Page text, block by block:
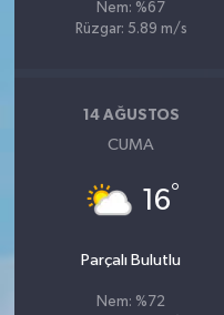
Nem: %67
Rüzgar: 5.89 m/s
14 AĞUSTOS
CUMA
16°
Parçalı Bulutlu
Nem: %72